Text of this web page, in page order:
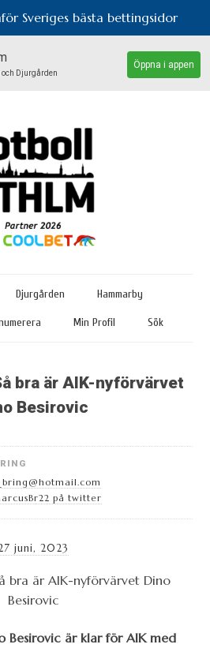
Sveriges bästa bettingsidor
och Djurgården
Öppna i appen
Djurgården Hammarby
Min Profil Sök
bra är AIK-nyförvärvet
Besirovic
på twitter
juni, 2023
Besirovic är klar för AIK med